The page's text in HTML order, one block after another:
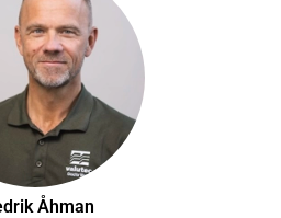
klassningen IE5, tre steg över
EU. Det ger effektiv
utsläpp av CO2.
upp till 25 procent och tack
håller de också en
°C lägre, vilket ger motorer
längre livslängd jämfört
kraven för IE2.
Åhman